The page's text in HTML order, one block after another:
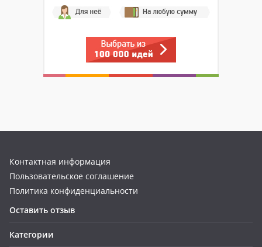
Контактная информация
Пользовательское соглашение
Политика конфиденциальности
Оставить отзыв
Категории